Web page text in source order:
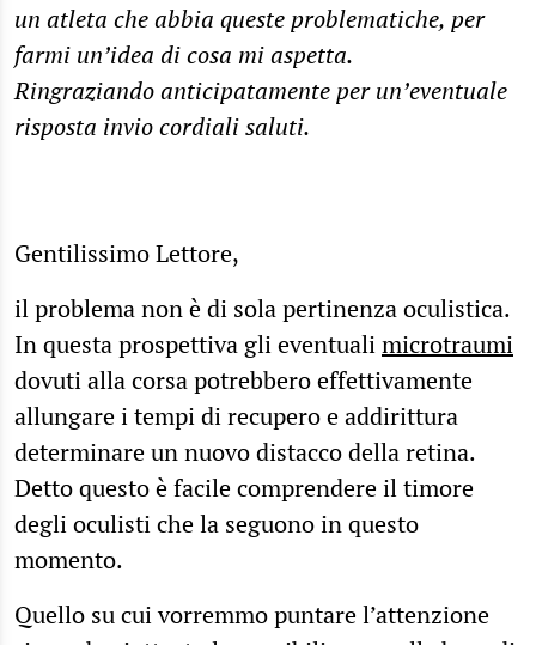
un atleta che abbia queste problematiche, per
farmi un’idea di cosa mi aspetta.
Ringraziando anticipatamente per un’eventuale
risposta invio cordiali saluti.
Gentilissimo Lettore,
il problema non è di sola pertinenza oculistica.
In questa prospettiva gli eventualimicrotraumi
dovuti alla corsa potrebbero effettivamente
allungare i tempi di recupero e addirittura
determinare un nuovo distacco della retina.
Detto questo è facile comprendere il timore
degli oculisti che la seguono in questo
momento.
Quello su cui vorremmo puntare l’attenzione